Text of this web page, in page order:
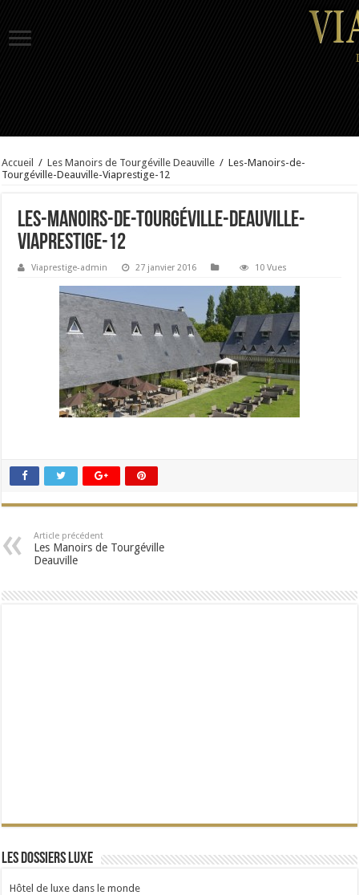
Accueil / Les Manoirs de Tourgéville Deauville / Les-Manoirs-de-
Tourgéville-Deauville-Viaprestige-12
Les-Manoirs-de-Tourgéville-Deauville-
Viaprestige-12
Viaprestige-admin 27 janvier 2016 10 Vues
Article précédent
Les Manoirs de Tourgéville
Deauville
Les dossiers Luxe
Hôtel de luxe dans le monde